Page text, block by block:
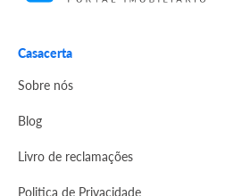
Casacerta
Sobre nós
Blog
Livro de reclamações
Politica de Privacidade